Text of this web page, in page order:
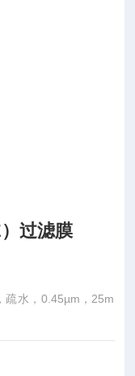
过滤膜
疏水，0.45µm，25m